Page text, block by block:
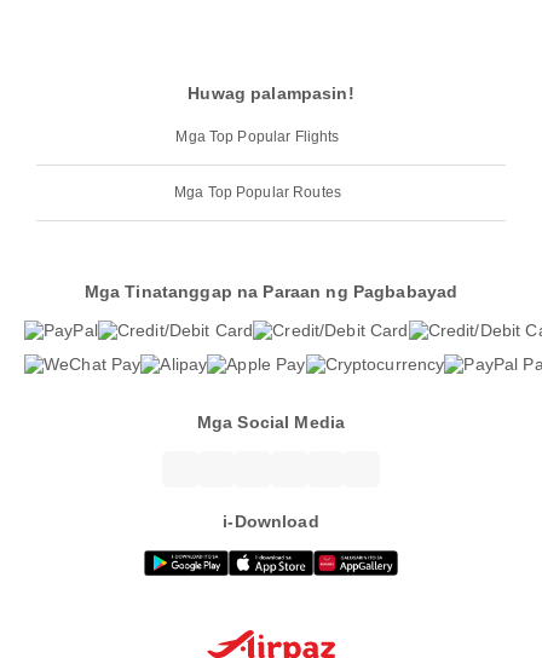
Huwag palampasin!
Mga Top Popular Flights
Mga Top Popular Routes
Mga Tinatanggap na Paraan ng Pagbabayad
Mga Social Media
i-Download